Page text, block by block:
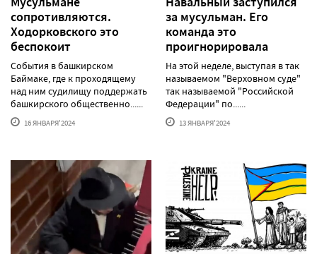
сопротивляются.
Ходорковского это
беспокоит
События в башкирском
Баймаке, где к проходящему
над ним судилищу поддержать
башкирского общественно......
16 ЯНВАРЯ'2024
за мусульман. Его
команда это
проигнорировала
На этой неделе, выступая в так
называемом "Верховном суде"
так называемой "Российской
Федерации" по......
13 ЯНВАРЯ'2024